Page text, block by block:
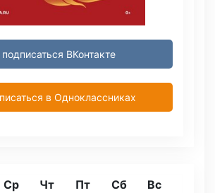
подписаться ВКонтакте
в Одноклассниках
Ср Чт Пт Сб
Вс